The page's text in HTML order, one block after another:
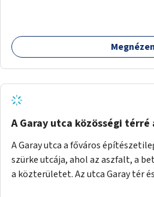
A Garay utca közösségi
A Garay utca a főváros
szürke utcája, ahol az aszfalt, a
a közterületet. Az utca Garay tér